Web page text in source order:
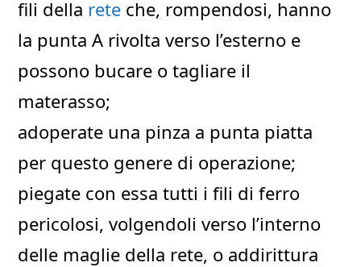
fili della rete che, rompendosi, hanno
la punta A rivolta verso l’esterno e
possono bucare o tagliare il
materasso;
adoperate una pinza a punta piatta
per questo genere di operazione;
piegate con essa tutti i fili di ferro
pericolosi, volgendoli verso l’interno
delle maglie della rete, o addirittura